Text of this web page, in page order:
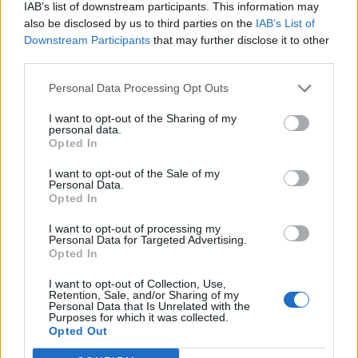
IAB’s list of downstream participants. This information may
also be disclosed by us to third parties on the IAB’s List of
Downstream Participants that may further disclose it to other
Personal Data Processing Opt Outs
I want to opt-out of the Sharing of my
personal data.
Opted In
I want to opt-out of the Sale of my
Personal Data.
Opted In
I want to opt-out of processing my
Personal Data for Targeted Advertising.
Opted In
I want to opt-out of Collection, Use,
Retention, Sale, and/or Sharing of my
Personal Data that Is Unrelated with the
Purposes for which it was collected.
Opted Out
públicas, inovação, empreendedorismo,
internacionalização, cooperação entre territórios,
preservação dos saberes tradicionais, renovação
geracional e o papel das artes e dos ofícios enquanto
“instrumentos de desenvolvimento económico,
Além dos debates e conferências, a programação
Interpretação do Bordado de Castelo Branco, a
exposição “O Mundo Bordado à Mão” e iniciativas de
Uma Bienal que “consolida a estratégia de
Em entrevista exclusiva à Agência Incomparáveis, Sónia
Abreu, chefe da Divisão de Museus e Cultura da Câmara
Municipal de Castelo Branco, considera que a Bienal
motores do crescimento da Beira
Interior
Ígor Lopes
defende que a Beira Interior, localizada na Região
Centro de Portugal, atravessa um período de “forte
a região reúne atualmente “condições para atrair novos
investidores nacionais e estrangeiros, fixar população e
qualidade de vida, na inovação e na valorização do
território”.
As declarações foram prestadas à Agência
Incomparáveis no âmbito de mais uma edição da Feira de